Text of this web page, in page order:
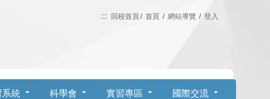
::: 回校首頁 首頁 網站導覽 登入
系統 科學會 實習專區 國際交流